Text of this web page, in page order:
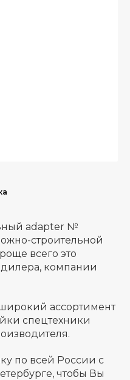
adapter №
строительной
всего это
компании
ассортимент
спецтехники
по всей России с
чтобы Вы